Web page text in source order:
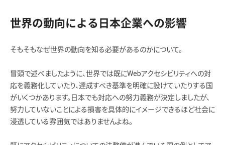
世界の動向による日本企業への影響
そもそもなぜ世界の動向を知る必要があるのかについて。
冒頭で述べましたように、世界では既にWebアクセシビリティへの対
応を義務化していたり、達成すべき基準を明確に設けていたりする国
がいくつかあります。日本でも対応への努力義務が決定しましたが、
努力していないことによる損害を具体的にイメージできるほど社会に
浸透している雰囲気ではありませんよね。